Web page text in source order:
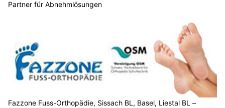
Partner für Abnehmlösungen
Fazzone Fuss-Orthopädie, Sissach BL, Basel, Liestal BL –